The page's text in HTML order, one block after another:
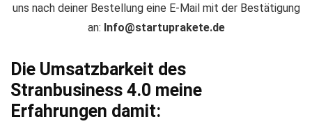
uns nach deiner Bestellung eine E-Mail mit der Bestätigung
an: Info@startuprakete.de
Die Umsatzbarkeit des
Stranbusiness 4.0 meine
Erfahrungen damit: